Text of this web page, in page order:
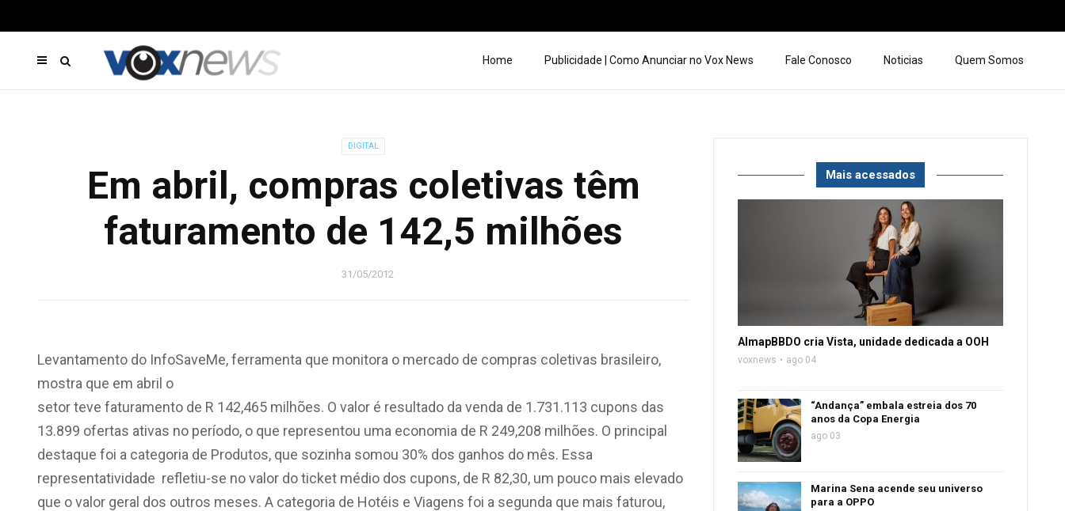
Home Publicidade | Como Anunciar no Vox News Fale Conosco Noticias Quem Somos
DIGITAL
Em abril, compras coletivas têm
faturamento de 142,5 milhões
31/05/2012
Levantamento do InfoSaveMe, ferramenta que monitora o mercado de compras coletivas brasileiro,
mostra que em abril o
setor teve faturamento de R 142,465 milhões. O valor é resultado da venda de 1.731.113 cupons das
13.899 ofertas ativas no período, o que representou uma economia de R 249,208 milhões. O principal
destaque foi a categoria de Produtos, que sozinha somou 30% dos ganhos do mês. Essa
representatividade refletiu-se no valor do ticket médio dos cupons, de R 82,30, um pouco mais elevado
que o valor geral dos outros meses. A categoria de Hotéis e Viagens foi a segunda que mais faturou,
Mais acessados
AlmapBBDO cria Vista, unidade dedicada a OOH
voxnews ago 04
“Andança” embala estreia dos 70
anos da Copa Energia
ago 03
Marina Sena acende seu universo
para a OPPO